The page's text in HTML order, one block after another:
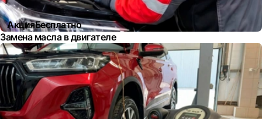
АкцияБесплатно
Замена масла в двигателе